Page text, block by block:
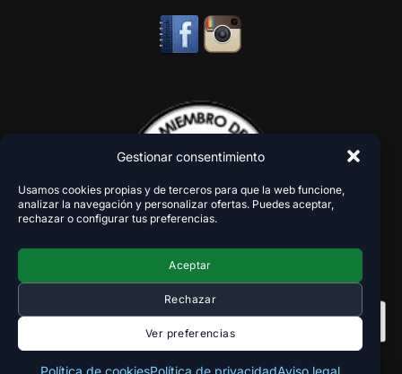
Gestionar consentimiento
Usamos cookies propias y de terceros para que la web funcione,
analizar la navegación y personalizar ofertas. Puedes aceptar,
rechazar o configurar tus preferencias.
Aceptar
Rechazar
Ver preferencias